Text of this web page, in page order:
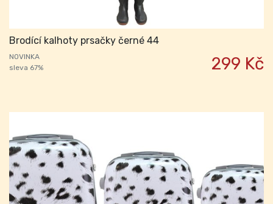
Brodící kalhoty prsačky černé 44
NOVINKA
sleva 67%
299 Kč